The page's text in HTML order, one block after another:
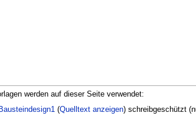
werden auf dieser Seite verwendet:
(Quelltext anzeigen) schreibgeschützt